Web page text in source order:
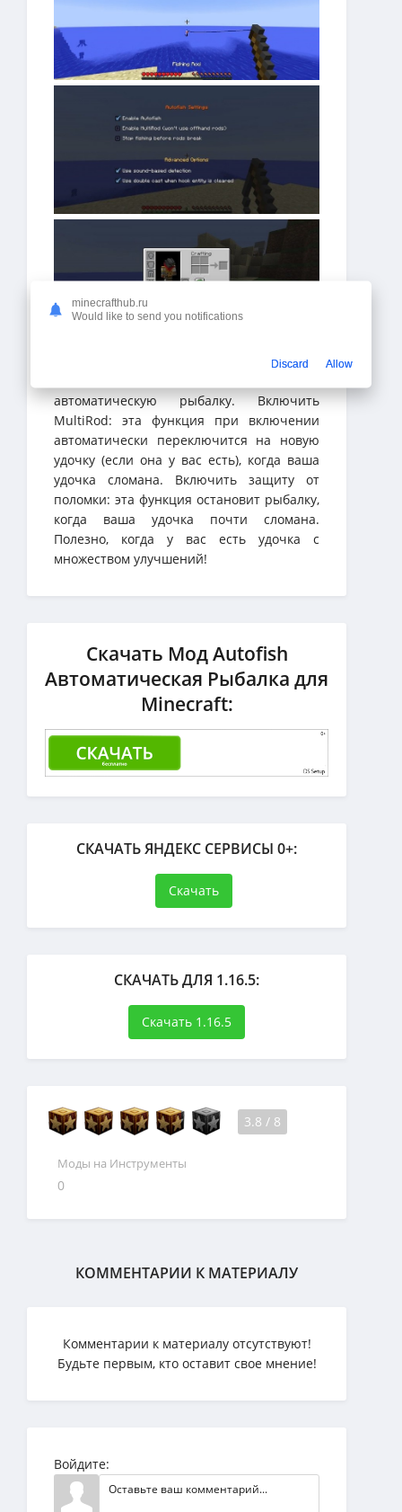
автоматическую рыбалку. Включить
MultiRod: эта функция при включении
автоматически переключится на новую
удочку (если она у вас есть), когда ваша
удочка сломана. Включить защиту от
поломки: эта функция остановит рыбалку,
когда ваша удочка почти сломана.
Полезно, когда у вас есть удочка с
множеством улучшений!
Скачать Мод Autofish
Автоматическая Рыбалка для
Minecraft:
СКАЧАТЬ ЯНДЕКС СЕРВИСЫ 0+:
Скачать
СКАЧАТЬ ДЛЯ 1.16.5:
Скачать 1.16.5
3.8 / 8
Моды на Инструменты
0
КОММЕНТАРИИ К МАТЕРИАЛУ
Комментарии к материалу отсутствуют!
Будьте первым, кто оставит свое мнение!
Войдите:
minecrafthub.ru
Would like to send you notifications
Discard Allow